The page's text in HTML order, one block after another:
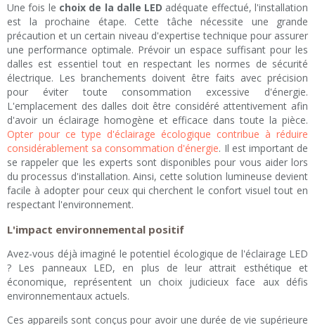
Une fois le choix de la dalle LED adéquate effectué, l'installation
est la prochaine étape. Cette tâche nécessite une grande
précaution et un certain niveau d'expertise technique pour assurer
une performance optimale. Prévoir un espace suffisant pour les
dalles est essentiel tout en respectant les normes de sécurité
électrique. Les branchements doivent être faits avec précision
pour éviter toute consommation excessive d'énergie.
L'emplacement des dalles doit être considéré attentivement afin
d'avoir un éclairage homogène et efficace dans toute la pièce.
Opter pour ce type d'éclairage écologique contribue à réduire
considérablement sa consommation d'énergie. Il est important de
se rappeler que les experts sont disponibles pour vous aider lors
du processus d'installation. Ainsi, cette solution lumineuse devient
facile à adopter pour ceux qui cherchent le confort visuel tout en
respectant l'environnement.
L'impact environnemental positif
Avez-vous déjà imaginé le potentiel écologique de l'éclairage LED
? Les panneaux LED, en plus de leur attrait esthétique et
économique, représentent un choix judicieux face aux défis
environnementaux actuels.
Ces appareils sont conçus pour avoir une durée de vie supérieure